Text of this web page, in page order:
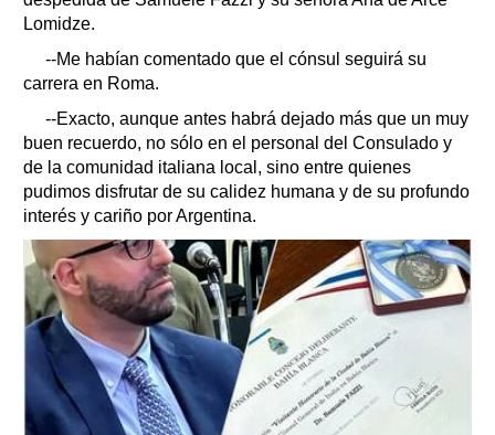
Lomidze.
--Me habían comentado que el cónsul seguirá su
carrera en Roma.
--Exacto, aunque antes habrá dejado más que un muy
buen recuerdo, no sólo en el personal del Consulado y
de la comunidad italiana local, sino entre quienes
pudimos disfrutar de su calidez humana y de su profundo
interés y cariño por Argentina.